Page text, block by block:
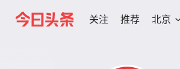
关注 推荐 北京